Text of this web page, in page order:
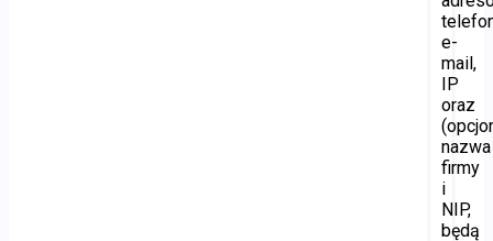
e-
mail,
IP
oraz
nazwa
firmy
i
NIP,
będą